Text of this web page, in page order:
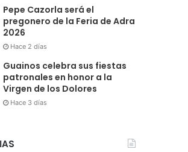
Pepe Cazorla será el
pregonero de la Feria de Adra
2026
Hace 2 días
Guainos celebra sus fiestas
patronales en honor a la
Virgen de los Dolores
Hace 3 días